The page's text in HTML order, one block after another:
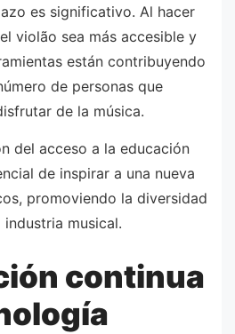
es significativo. Al hacer
violão sea más accesible y
están contribuyendo
de personas que
de la música.
del acceso a la educación
de inspirar a una nueva
promoviendo la diversidad
musical.
continua